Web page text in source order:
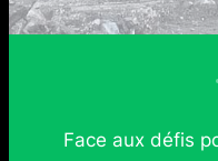
Face aux défis